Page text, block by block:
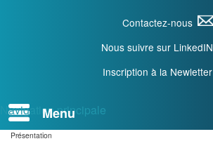
Contactez-nous
Nous suivre sur LinkedIN
Inscription à la Newletter
Navigation principale
Présentation